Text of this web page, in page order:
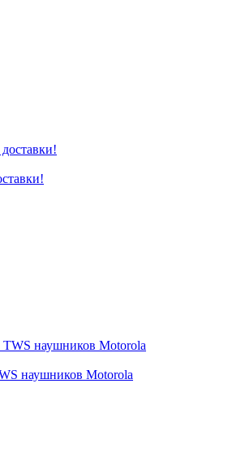
наушников Motorola